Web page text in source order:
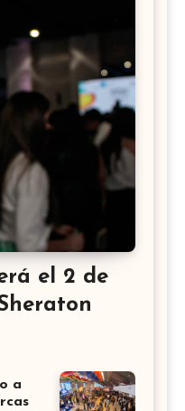
el 2 de
a